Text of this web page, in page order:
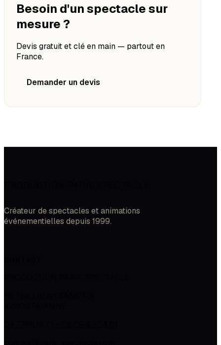
Besoin d'un spectacle sur
mesure ?
Devis gratuit et clé en main — partout en
France.
Demander un devis
Créateur de spectacles et animations
événementielles depuis 1999.